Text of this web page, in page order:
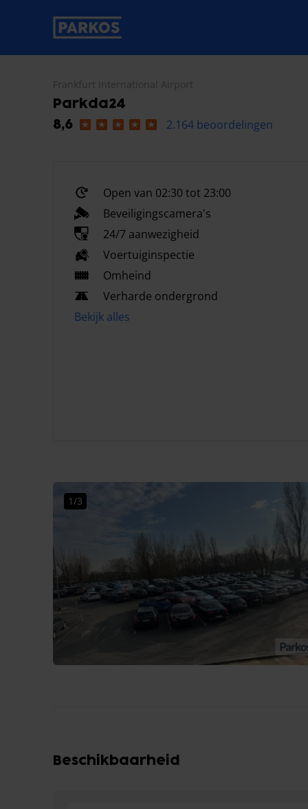
label-voor-primaire-navigatie
Frankfurt International Airport
Parkda24
8,6
2.164 beoordelingen
Open van 02:30 tot 23:00
Beveiligingscamera's
24/7 aanwezigheid
Voertuiginspectie
Omheind
Verharde ondergrond
Bekijk alles
1/3
Beschikbaarheid